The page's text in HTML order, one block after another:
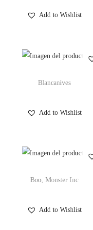
Add to Wishlist
Blancanives
Add to Wishlist
Boo, Monster Inc
Add to Wishlist